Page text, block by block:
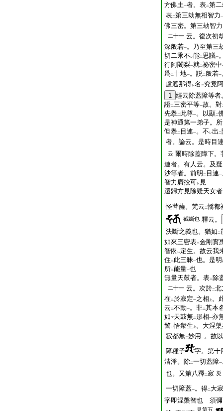
方佛土一者。表二第
表二第三劫無相智力 一
佛三密。第三劫智
二十一 云。復次初
深般若一。乃至第三
切二乘不 レ能二思議一
行阿闍梨一就二祕密中
爲二十地一。説二般若一
盧遮那得レ名 二 究竟
1 經云除蓋障等者
證二三密平等一故。對
先擧二 此尊一。以顯二
是神通第一弟子。
但擧二 目連一。不 レ出 二
者。論云。是時目
云 爾時除蓋障下
連者。有人云。及
沙等者。前明 二 目連一
智力廣挍可レ 見
還歸方見除疑天女
怪菩薩。梵云 二憍都
截斷也 釋云。
決斷之義也。猶如 二
如來三密表二金剛實
智依 レ定生。故云我
住 二 此三昧一也。是明
所二能量一也
無量天鼓者。表二 除
二十一 云。次於二北
在二於寂定一之相 上 。
云 二不動一。非二其本
如下天鼓無二形相一亦
警中悟衆生 上 。大涅
寂都無二妙用 一。故
障種子
字。第十
清淨。除二一切蓋障一
也。又第八釋二寂 災
一切障蓋一。得二 大
字即涅槃智也 須彌
見第五